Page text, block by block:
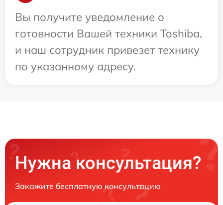
Вы получите уведомление о
готовности Вашей техники Toshiba,
и наш сотрудник привезет технику
по указанному адресу.
Нужна консультация?
Закажите бесплатную консультацию